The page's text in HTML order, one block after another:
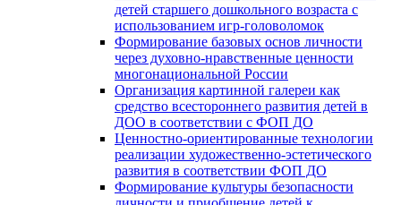
детей старшего дошкольного возраста с
использованием игр-головоломок
Формирование базовых основ личности
через духовно-нравственные ценности
многонациональной России
Организация картинной галереи как
средство всестороннего развития детей в
ДОО в соответствии с ФОП ДО
Ценностно-ориентированные технологии
реализации художественно-эстетического
развития в соответствии ФОП ДО
Формирование культуры безопасности